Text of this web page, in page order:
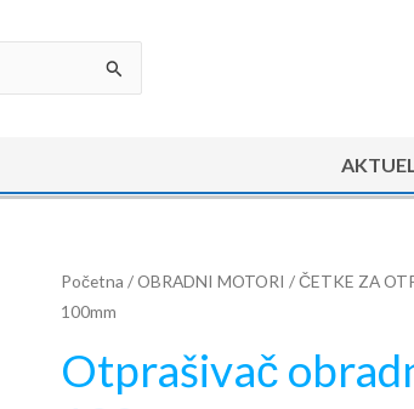
Početna /OBRADNI MOTORI /ČETKE ZA
100mm
Otprašivač
Otprašivač
obradne
fi